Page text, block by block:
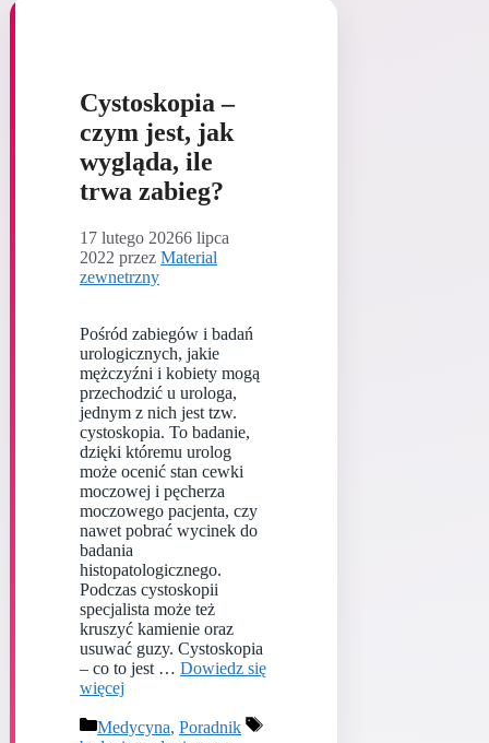
Cystoskopia –
czym jest, jak
wygląda, ile
trwa zabieg?
17 lutego 20266 lipca
2022 przez Material
zewnetrzny
Pośród zabiegów i badań
urologicznych, jakie
mężczyźni i kobiety mogą
przechodzić u urologa,
jednym z nich jest tzw.
cystoskopia. To badanie,
dzięki któremu urolog
może ocenić stan cewki
moczowej i pęcherza
moczowego pacjenta, czy
nawet pobrać wycinek do
badania
histopatologicznego.
Podczas cystoskopii
specjalista może też
kruszyć kamienie oraz
usuwać guzy. Cystoskopia
– co to jest … Dowiedz się
więcej
Kategorie
Medycyna, Poradnik
Tagi